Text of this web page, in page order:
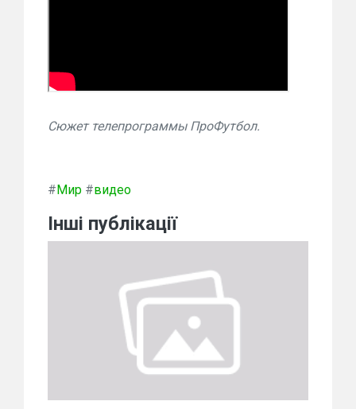
Сюжет телепрограммы ПроФутбол.
#Мир #видео
Інші публікації